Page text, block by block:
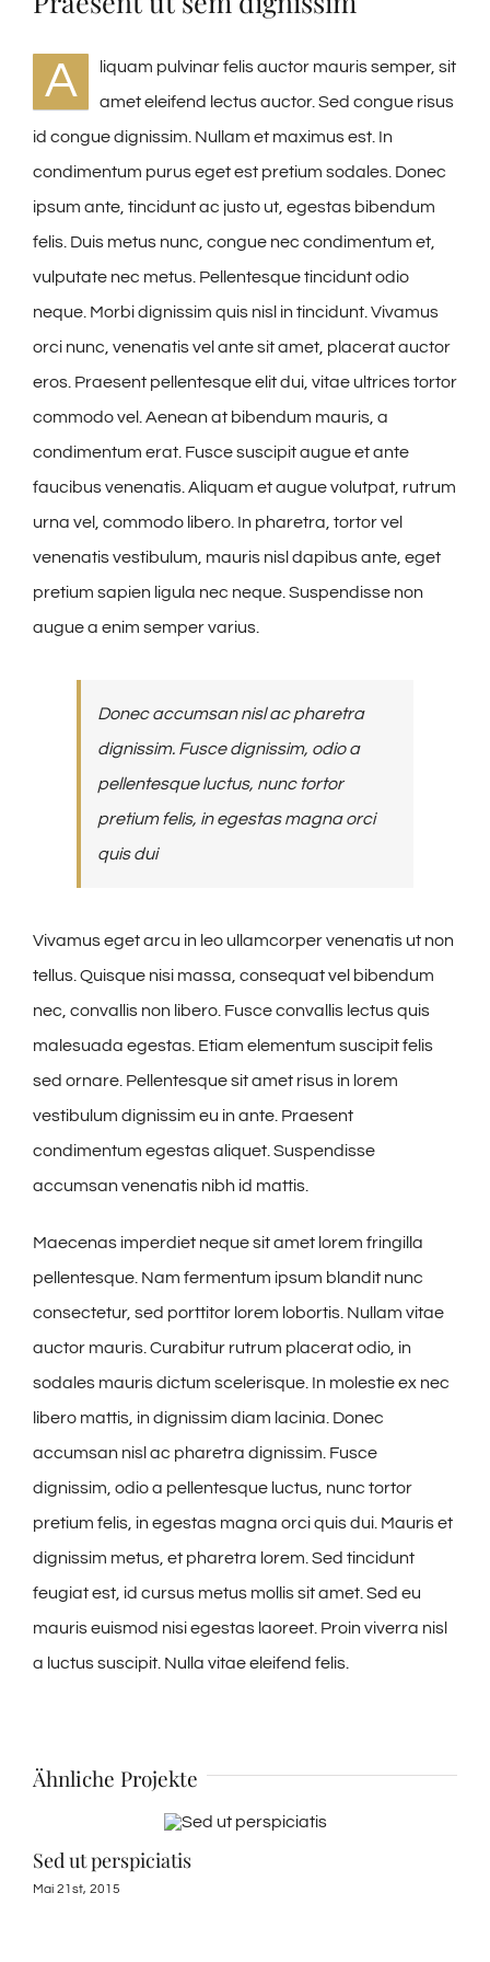
A
liquam pulvinar felis auctor mauris semper, sit
amet eleifend lectus auctor. Sed congue risus
id congue dignissim. Nullam et maximus est. In
condimentum purus eget est pretium sodales. Donec
ipsum ante, tincidunt ac justo ut, egestas bibendum
felis. Duis metus nunc, congue nec condimentum et,
vulputate nec metus. Pellentesque tincidunt odio
neque. Morbi dignissim quis nisl in tincidunt. Vivamus
orci nunc, venenatis vel ante sit amet, placerat auctor
eros. Praesent pellentesque elit dui, vitae ultrices tortor
commodo vel. Aenean at bibendum mauris, a
condimentum erat. Fusce suscipit augue et ante
faucibus venenatis. Aliquam et augue volutpat, rutrum
urna vel, commodo libero. In pharetra, tortor vel
venenatis vestibulum, mauris nisl dapibus ante, eget
pretium sapien ligula nec neque. Suspendisse non
augue a enim semper varius.
Donec accumsan nisl ac pharetra
dignissim. Fusce dignissim, odio a
pellentesque luctus, nunc tortor
pretium felis, in egestas magna orci
quis dui
Vivamus eget arcu in leo ullamcorper venenatis ut non
tellus. Quisque nisi massa, consequat vel bibendum
nec, convallis non libero. Fusce convallis lectus quis
malesuada egestas. Etiam elementum suscipit felis
sed ornare. Pellentesque sit amet risus in lorem
vestibulum dignissim eu in ante. Praesent
condimentum egestas aliquet. Suspendisse
accumsan venenatis nibh id mattis.
Maecenas imperdiet neque sit amet lorem fringilla
pellentesque. Nam fermentum ipsum blandit nunc
consectetur, sed porttitor lorem lobortis. Nullam vitae
auctor mauris. Curabitur rutrum placerat odio, in
sodales mauris dictum scelerisque. In molestie ex nec
libero mattis, in dignissim diam lacinia. Donec
accumsan nisl ac pharetra dignissim. Fusce
dignissim, odio a pellentesque luctus, nunc tortor
pretium felis, in egestas magna orci quis dui. Mauris et
dignissim metus, et pharetra lorem. Sed tincidunt
feugiat est, id cursus metus mollis sit amet. Sed eu
mauris euismod nisi egestas laoreet. Proin viverra nisl
a luctus suscipit. Nulla vitae eleifend felis.
Ähnliche Projekte
Sed ut perspiciatis
Mai 21st, 2015